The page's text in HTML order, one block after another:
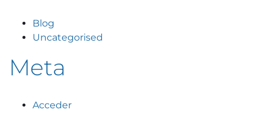
Blog
Uncategorised
Meta
Acceder